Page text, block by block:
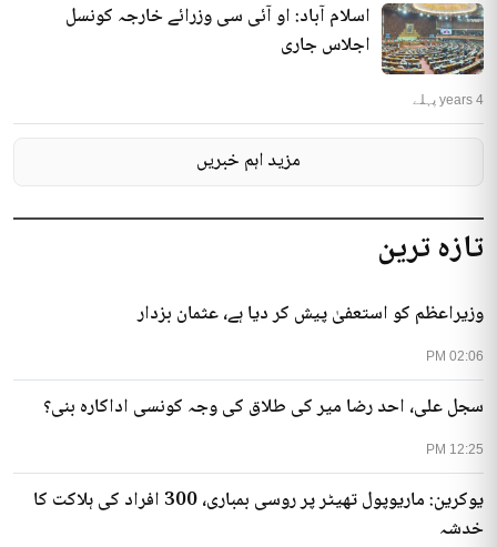
تازہ ترین
02:06 PM
وزیراعظم کو استعفیٰ پیش کر دیا ہے، عثمان بزدار
12:25 PM
سجل علی، احد رضا میر کی طلاق کی وجہ کونسی اداکارہ بنی؟
یوکرین: ماریوپول تھیٹر پر روسی بمباری، 300 افراد کی ہلاکت کا
خدشہ
اسلام آباد: او آئی سی وزرائے خارجہ کونسل
اجلاس جاری
4 years پہلے
مزید اہم خبریں